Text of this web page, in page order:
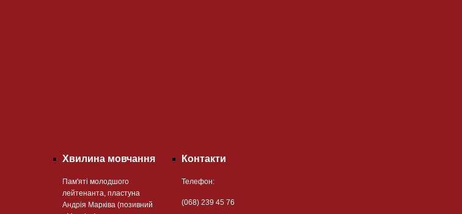
Хвилина мовчання
Пам'яті молодшого
лейтенанта, пластуна
Андрія Марківа (позивний
Контакти
Телефон:
(068) 239 45 76